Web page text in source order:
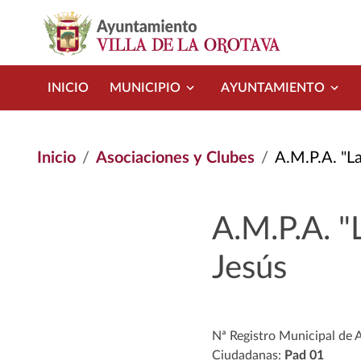
INICIO MUNICIPIO AYUNTAMIENTO
Inicio Asociaciones y Clubes A.M.P.A.
A.M.P.A.
Jesús
Nª Registro Municipal de
Ciudadanas: Pad 01